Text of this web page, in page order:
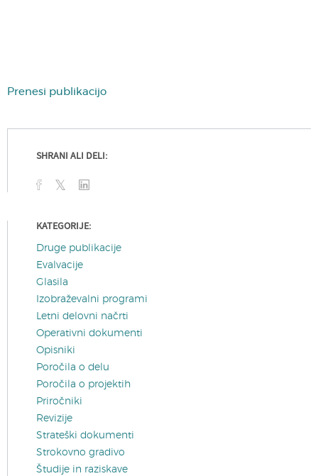
Prenesi publikacijo
SHRANI ALI DELI:
KATEGORIJE:
Druge publikacije
Evalvacije
Glasila
Izobraževalni programi
Letni delovni načrti
Operativni dokumenti
Opisniki
Poročila o delu
Poročila o projektih
Priročniki
Revizije
Strateški dokumenti
Strokovno gradivo
Študije in raziskave